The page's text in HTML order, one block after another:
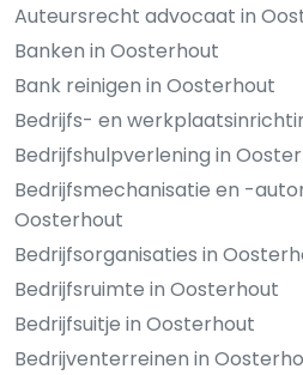
Auteursrecht advocaat in
Banken in Oosterhout
Bank reinigen in Oosterhout
Bedrijfs- en
Bedrijfshulpverlening in
Bedrijfsmechanisatie en -
Oosterhout
Bedrijfsorganisaties in
Bedrijfsruimte in Oosterhout
Bedrijfsuitje in Oosterhout
Bedrijventerreinen in